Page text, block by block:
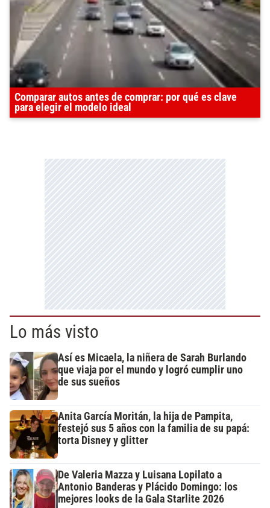
Comparar autos antes de comprar: por qué es clave
para elegir el modelo ideal
Lo más visto
Así es Micaela, la niñera de Sarah Burlando
que viaja por el mundo y logró cumplir uno
de sus sueños
Anita García Moritán, la hija de Pampita,
festejó sus 5 años con la familia de su papá:
torta Disney y glitter
De Valeria Mazza y Luisana Lopilato a
Antonio Banderas y Plácido Domingo: los
mejores looks de la Gala Starlite 2026